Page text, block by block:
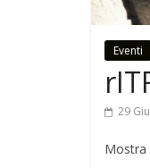
Eventi
29
Mostra